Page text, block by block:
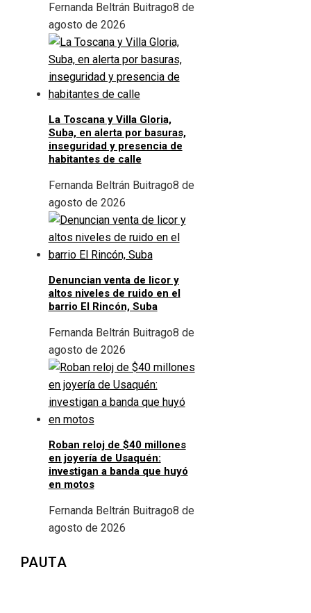
Fernanda Beltrán Buitrago8 de
agosto de 2026
La Toscana y Villa Gloria,
Suba, en alerta por basuras,
inseguridad y presencia de
habitantes de calle
Fernanda Beltrán Buitrago8 de
agosto de 2026
Denuncian venta de licor y
altos niveles de ruido en el
barrio El Rincón, Suba
Fernanda Beltrán Buitrago8 de
agosto de 2026
Roban reloj de $40 millones
en joyería de Usaquén:
investigan a banda que huyó
en motos
Fernanda Beltrán Buitrago8 de
agosto de 2026
PAUTA